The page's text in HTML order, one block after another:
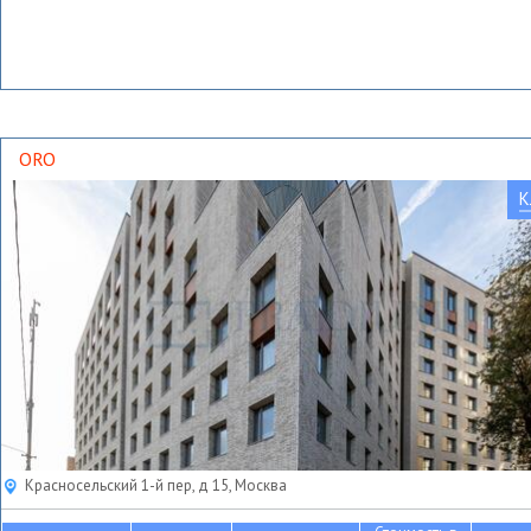
ORO
Красносельский 1-й пер, д 15, Москва